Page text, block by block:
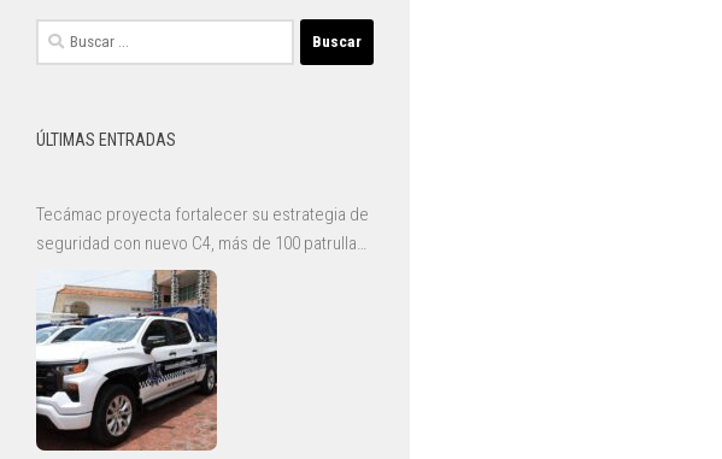
Buscar:
ÚLTIMAS ENTRADAS
Tecámac proyecta fortalecer su estrategia de
seguridad con nuevo C4, más de 100 patrullas
y mejoras para la Guardia Civil